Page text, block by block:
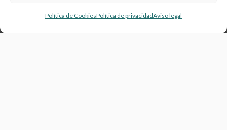
Política de CookiesPolítica de privacidadAviso legal